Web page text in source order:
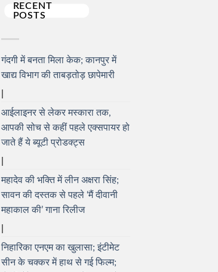
RECENT
POSTS
गंदगी में बनता मिला केक; कानपुर में
खाद्य विभाग की ताबड़तोड़ छापेमारी
आईलाइनर से लेकर मस्कारा तक,
आपकी सोच से कहीं पहले एक्सपायर हो
जाते हैं ये ब्यूटी प्रोडक्ट्स
महादेव की भक्ति में लीन अक्षरा सिंह;
सावन की दस्तक से पहले ‘मैं दीवानी
महाकाल की’ गाना रिलीज
निहारिका एनएम का खुलासा; इंटीमेट
सीन के चक्कर में हाथ से गई फिल्म;